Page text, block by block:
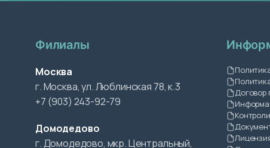
Филиалы
Москва
г. Москва, ул. Люблинская 78, к.3
+7 (903) 243-92-79
Домодедово
г. Домодедово, мкр. Центральный,
Договор